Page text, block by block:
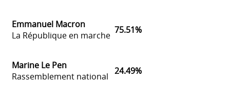
Emmanuel Macron
La République en marche 75.51%
Marine Le Pen
Rassemblement national 24.49%